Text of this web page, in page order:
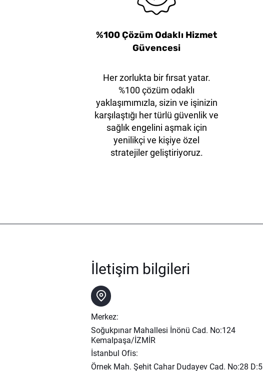
%100 Çözüm Odaklı Hizmet
Güvencesi
Her zorlukta bir fırsat yatar.
%100 çözüm odaklı
yaklaşımımızla, sizin ve işinizin
karşılaştığı her türlü güvenlik ve
sağlık engelini aşmak için
yenilikçi ve kişiye özel
stratejiler geliştiriyoruz.
İletişim bilgileri
Merkez:
Soğukpınar Mahallesi İnönü Cad. No:124
Kemalpaşa/İZMİR
İstanbul Ofis:
Örnek Mah. Şehit Cahar Dudayev Cad. No:28 D:5